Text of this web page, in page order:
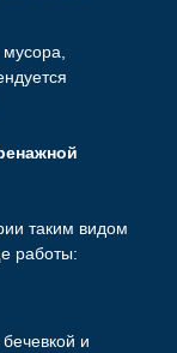
таким видом
работы:
и